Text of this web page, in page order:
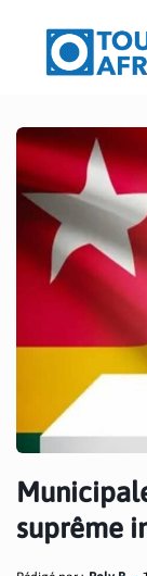
suprême